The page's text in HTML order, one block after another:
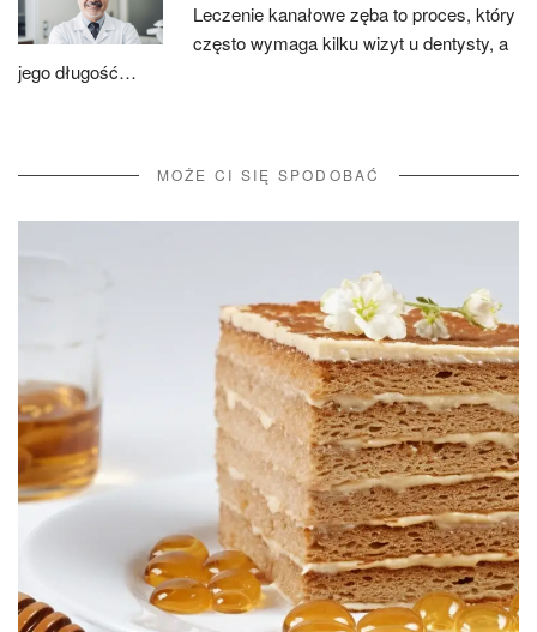
Leczenie kanałowe zęba to proces, który
często wymaga kilku wizyt u dentysty, a
jego długość…
MOŻE CI SIĘ SPODOBAĆ